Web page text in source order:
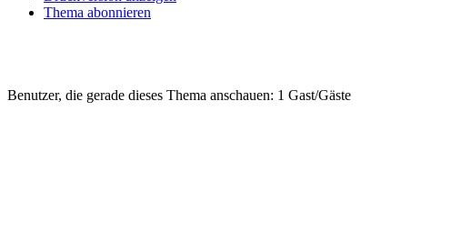
Thema abonnieren
Benutzer, die gerade dieses Thema anschauen: 1 Gast/Gäste